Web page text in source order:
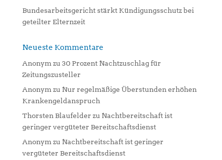
Bundesarbeitsgericht stärkt Kündigungsschutz bei
geteilter Elternzeit
Neueste Kommentare
Anonym zu 30 Prozent Nachtzuschlag für
Zeitungszusteller
Anonym zu Nur regelmäßige Überstunden erhöhen
Krankengeldanspruch
Thorsten Blaufelder zu Nachtbereitschaft ist
geringer vergüteter Bereitschaftsdienst
Anonym zu Nachtbereitschaft ist geringer
vergüteter Bereitschaftsdienst